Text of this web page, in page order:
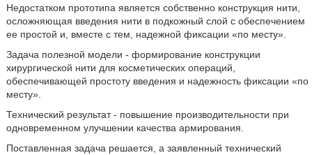
Недостатком прототипа является собственно конструкция нити,
осложняющая введения нити в подкожный слой с обеспечением
ее простой и, вместе с тем, надежной фиксации «по месту».
Задача полезной модели - формирование конструкции
хирургической нити для косметических операций,
обеспечивающей простоту введения и надежность фиксации «по
месту».
Технический результат - повышение производительности при
одновременном улучшении качества армирования.
Поставленная задача решается, а заявленный технический